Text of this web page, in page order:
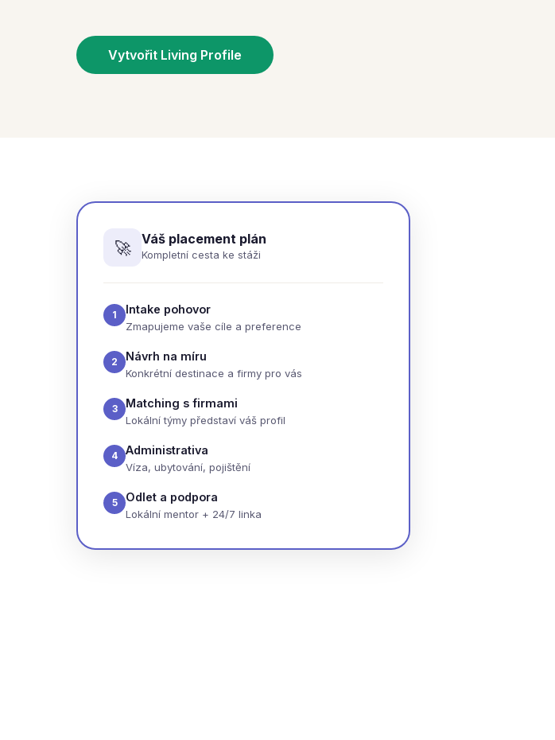
Vytvořit Living Profile
🚀 Váš placement plán
Kompletní cesta ke stáži
1 Intake pohovor
Zmapujeme vaše cíle a preference
2 Návrh na míru
Konkrétní destinace a firmy pro vás
3 Matching s firmami
Lokální týmy představí váš profil
4 Administrativa
Víza, ubytování, pojištění
5 Odlet a podpora
Lokální mentor + 24/7 linka